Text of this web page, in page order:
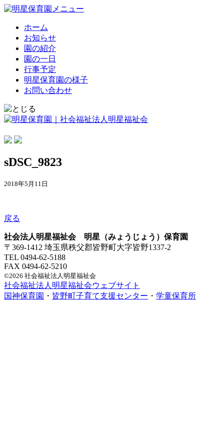
ホーム
お知らせ
園の紹介
園の一日
行事予定
明星保育園の様子
お問い合わせ
sDSC_9823
2018年5月11日
戻る
社会法人明星福祉会 明星（みょうじょう）保育園
〒369-1412 埼玉県秩父郡皆野町大字皆野1337-2
TEL 0494-62-5188
FAX 0494-62-5210
©2026 社会福祉法人明星福祉会
社会福祉法人明星福祉会ウェブサイト
国神保育園 ・ 皆野町子育て支援センター ・ 学童保育所